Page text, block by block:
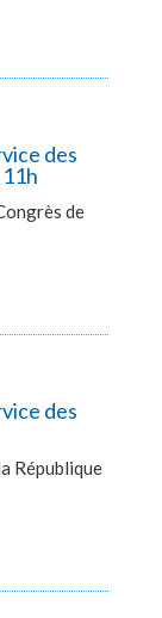
des
de
des
République